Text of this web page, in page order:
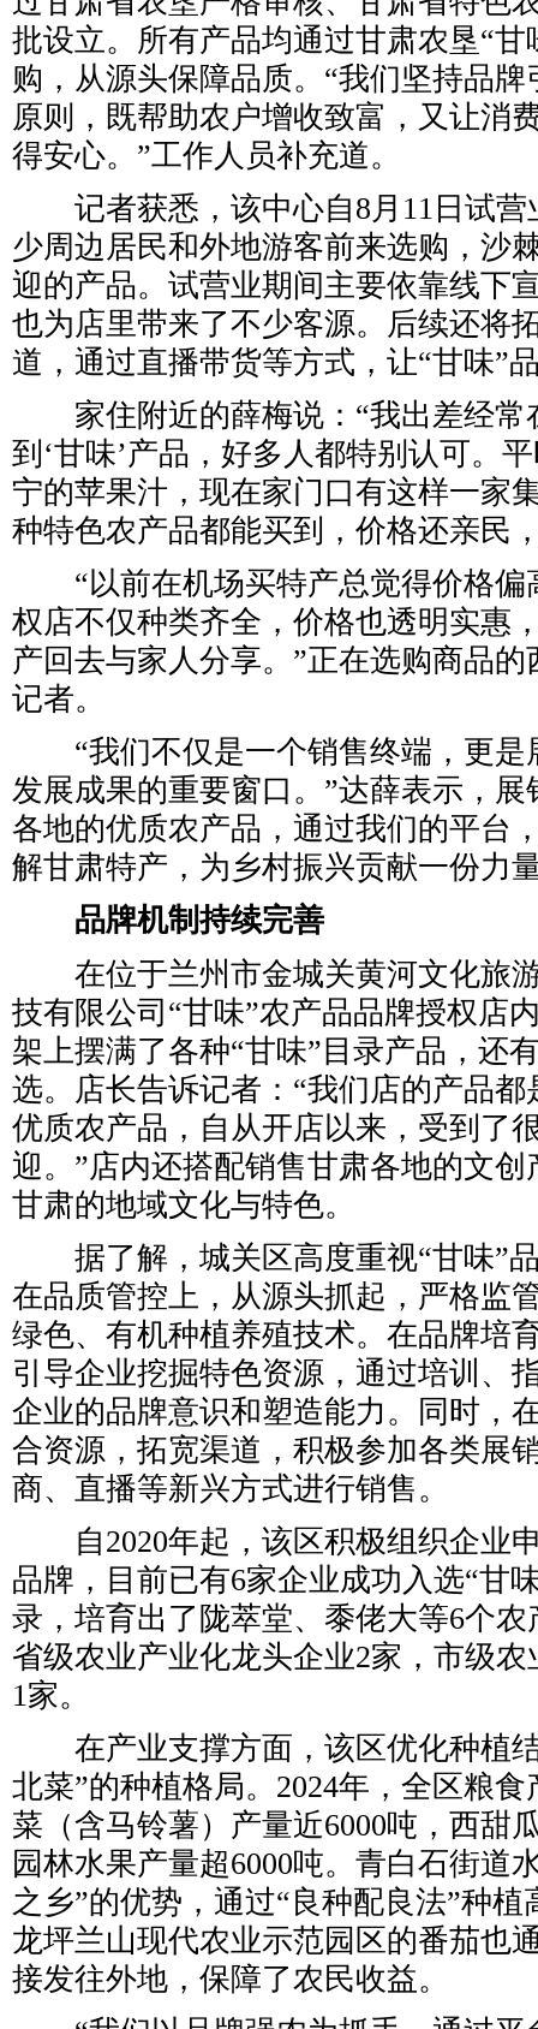
批设立。所有产品均通过甘肃农垦“甘
购，从源头保障品质。“我们坚持品
原则，既帮助农户增收致富，又让消
得安心。”工作人员补充道。
记者获悉，该中心自8月11日试营
少周边居民和外地游客前来选购，沙
迎的产品。试营业期间主要依靠线下
也为店里带来了不少客源。后续还将
道，通过直播带货等方式，让“甘味”
家住附近的薛梅说：“我出差经常
到‘甘味’产品，好多人都特别认可。
宁的苹果汁，现在家门口有这样一家
种特色农产品都能买到，价格还亲民
“以前在机场买特产总觉得价格偏
权店不仅种类齐全，价格也透明实惠
产回去与家人分享。”正在选购商品
记者。
“我们不仅是一个销售终端，更是
发展成果的重要窗口。”达薛表示，
各地的优质农产品，通过我们的平台
解甘肃特产，为乡村振兴贡献一份力
品牌机制持续完善
在位于兰州市金城关黄河文化旅
技有限公司“甘味”农产品品牌授权店
架上摆满了各种“甘味”目录产品，还
选。店长告诉记者：“我们店的产品
优质农产品，自从开店以来，受到了
迎。”店内还搭配销售甘肃各地的文
甘肃的地域文化与特色。
据了解，城关区高度重视“甘味”
在品质管控上，从源头抓起，严格监
绿色、有机种植养殖技术。在品牌培
引导企业挖掘特色资源，通过培训、
企业的品牌意识和塑造能力。同时，
合资源，拓宽渠道，积极参加各类展
商、直播等新兴方式进行销售。
自2020年起，该区积极组织企业
品牌，目前已有6家企业成功入选“甘
录，培育出了陇萃堂、黍佬大等6个
省级农业产业化龙头企业2家，市级
1家。
在产业支撑方面，该区优化种植结
北菜”的种植格局。2024年，全区粮食
菜（含马铃薯）产量近6000吨，西甜
园林水果产量超6000吨。青白石街道
之乡”的优势，通过“良种配良法”种
龙坪兰山现代农业示范园区的番茄也
接发往外地，保障了农民收益。